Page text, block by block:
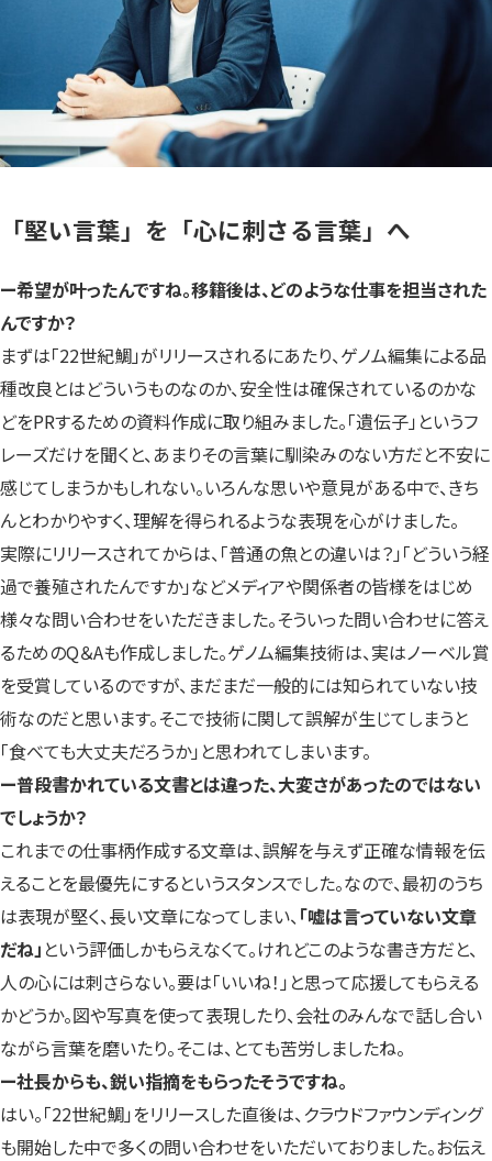
「堅い言葉」を「心に刺さる言葉」へ
ー希望が叶ったんですね。移籍後は、どのような仕事を担当された
んですか？
まずは「22世紀鯛」がリリースされるにあたり、ゲノム編集による品
種改良とはどういうものなのか、安全性は確保されているのかな
どをPRするための資料作成に取り組みました。「遺伝子」というフ
レーズだけを聞くと、あまりその言葉に馴染みのない方だと不安に
感じてしまうかもしれない。いろんな思いや意見がある中で、きち
んとわかりやすく、理解を得られるような表現を心がけました。
実際にリリースされてからは、「普通の魚との違いは？」「どういう経
過で養殖されたんですか」などメディアや関係者の皆様をはじめ
様々な問い合わせをいただきました。そういった問い合わせに答え
るためのQ＆Aも作成しました。ゲノム編集技術は、実はノーベル賞
を受賞しているのですが、まだまだ一般的には知られていない技
術なのだと思います。そこで技術に関して誤解が生じてしまうと
「食べても大丈夫だろうか」と思われてしまいます。
ー普段書かれている文書とは違った、大変さがあったのではない
でしょうか？
これまでの仕事柄作成する文章は、誤解を与えず正確な情報を伝
えることを最優先にするというスタンスでした。なので、最初のうち
は表現が堅く、長い文章になってしまい、 「嘘は言っていない文章
だね」 という評価しかもらえなくて。けれどこのような書き方だと、
人の心には刺さらない。要は「いいね！」と思って応援してもらえる
かどうか。図や写真を使って表現したり、会社のみんなで話し合い
ながら言葉を磨いたり。そこは、とても苦労しましたね。
ー社長からも、鋭い指摘をもらったそうですね。
はい。「22世紀鯛」をリリースした直後は、クラウドファウンディング
も開始した中で多くの問い合わせをいただいておりました。お伝え